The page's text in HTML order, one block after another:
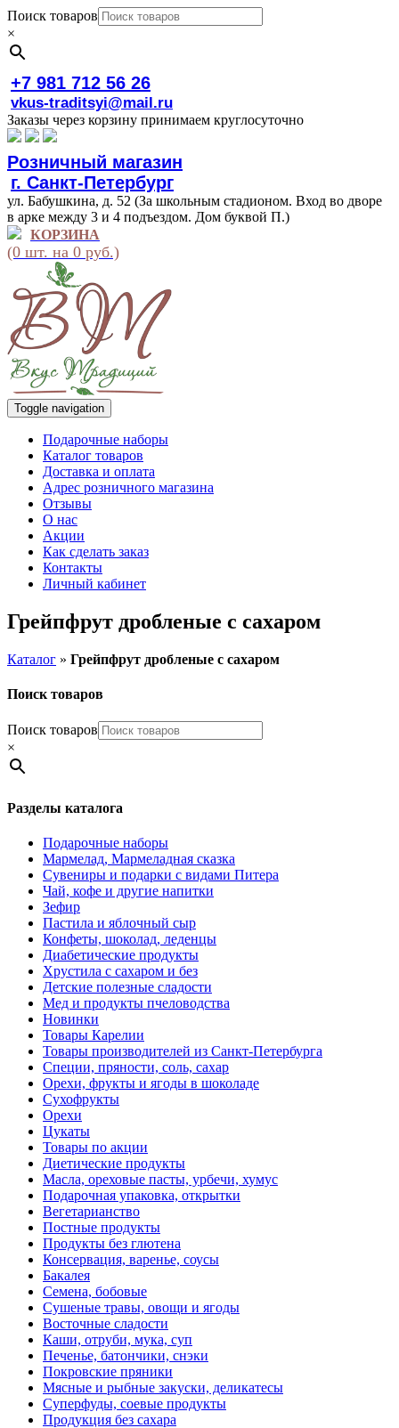
Поиск товаров
×
+7 981 712 56 26
vkus-traditsyi@mail.ru
Заказы через корзину принимаем круглосуточно
Розничный магазин
г. Санкт-Петербург
ул. Бабушкина, д. 52 (За школьным стадионом. Вход во дворе
в арке между 3 и 4 подъездом. Дом буквой П.)
КОРЗИНА
(0 шт. на 0 руб.)
Toggle navigation
Подарочные наборы
Каталог товаров
Доставка и оплата
Адрес розничного магазина
Отзывы
О нас
Акции
Как сделать заказ
Контакты
Личный кабинет
Грейпфрут дробленые с сахаром
Каталог » Грейпфрут дробленые с сахаром
Поиск товаров
Поиск товаров
×
Разделы каталога
Подарочные наборы
Мармелад, Мармеладная сказка
Сувениры и подарки с видами Питера
Чай, кофе и другие напитки
Зефир
Пастила и яблочный сыр
Конфеты, шоколад, леденцы
Диабетические продукты
Хрустила с сахаром и без
Детские полезные сладости
Мед и продукты пчеловодства
Новинки
Товары Карелии
Товары производителей из Санкт-Петербурга
Специи, пряности, соль, сахар
Орехи, фрукты и ягоды в шоколаде
Сухофрукты
Орехи
Цукаты
Товары по акции
Диетические продукты
Масла, ореховые пасты, урбечи, хумус
Подарочная упаковка, открытки
Вегетарианство
Постные продукты
Продукты без глютена
Консервация, варенье, соусы
Бакалея
Семена, бобовые
Сушеные травы, овощи и ягоды
Восточные сладости
Каши, отруби, мука, суп
Печенье, батончики, снэки
Покровские пряники
Мясные и рыбные закуски, деликатесы
Суперфуды, соевые продукты
Продукция без сахара